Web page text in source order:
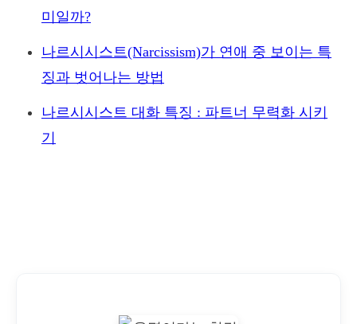
미일까?
나르시시스트(Narcissism)가 연애 중 보이는 특
징과 벗어나는 방법
나르시시스트 대화 특징 : 파트너 무력화 시키
기